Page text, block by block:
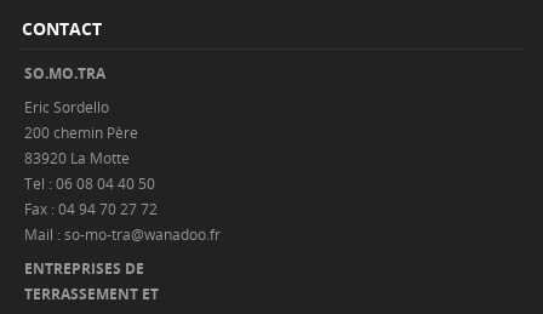
CONTACT
SO.MO.TRA
Eric Sordello
200 chemin Père
83920 La Motte
Tel : 06 08 04 40 50
Fax : 04 94 70 27 72
Mail : so-mo-tra@wanadoo.fr
ENTREPRISES DE
TERRASSEMENT ET